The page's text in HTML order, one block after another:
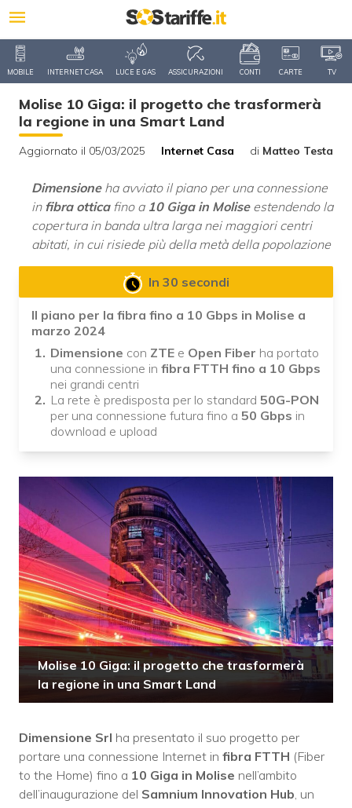
MOBILE INTERNET CASA LUCE E GAS ASSICURAZIONI CONTI CARTE TV
Molise 10 Giga: il progetto che trasformerà
la regione in una Smart Land
Aggiornato il 05/03/2025 Internet Casa di Matteo Testa
Dimensioneha avviato il piano per una connessione
infibra otticafino a 10 Giga in Moliseestendendo la
copertura in banda ultra larga nei maggiori centri
abitati, in cui risiede più della metà della popolazione
In 30 secondi
Il piano per la fibra fino a 10 Gbps in Molise a
marzo 2024
Dimensione con ZTE e Open Fiber ha portato
una connessione in fibra FTTH fino a 10 Gbps
nei grandi centri
La rete è predisposta per lo standard 50G-PON
per una connessione futura fino a 50 Gbps in
download e upload
Molise 10 Giga: il progetto che trasformerà
la regione in una Smart Land
Dimensione Srl ha presentato il suo progetto per
portare una connessione Internet in fibra FTTH (Fiber
to the Home) fino a 10 Giga in Molise nell’ambito
dell’inaugurazione del Samnium Innovation Hub, un